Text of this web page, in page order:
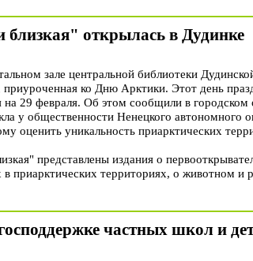
открылась в Дудинке
зале центральной библиотеки
ко Дню Арктики. Этот день
29 февраля. Об этом сообщили в городском
у общественности Ненецкого автономного
оценить уникальность приарктических
представлены издания о
приарктических территориях, о животном и
частных школ и